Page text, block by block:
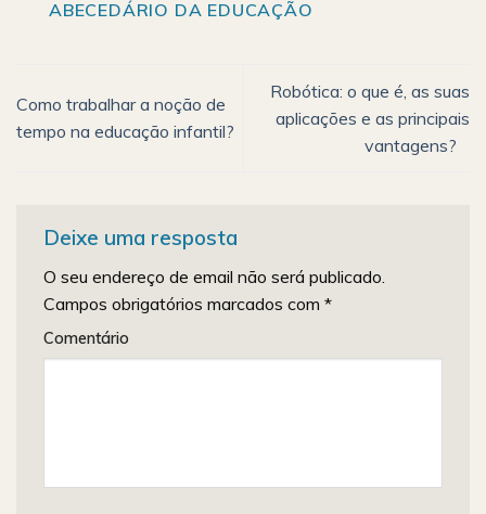
ABECEDÁRIO DA EDUCAÇÃO
Como trabalhar a noção de
tempo na educação infantil?
Robótica: o que é, as suas
aplicações e as principais
vantagens?
Deixe uma resposta
O seu endereço de email não será publicado.
Campos obrigatórios marcados com *
Comentário